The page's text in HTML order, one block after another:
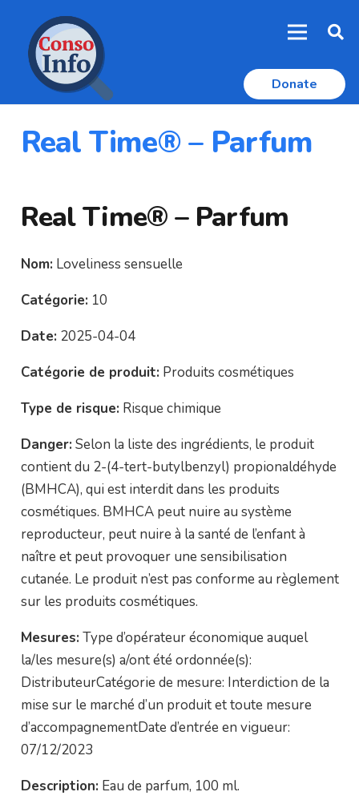
Donate
Real Time® – Parfum
Real Time® – Parfum
Nom: Loveliness sensuelle
Catégorie: 10
Date: 2025-04-04
Catégorie de produit: Produits cosmétiques
Type de risque: Risque chimique
Danger: Selon la liste des ingrédients, le produit
contient du 2-(4-tert-butylbenzyl) propionaldéhyde
(BMHCA), qui est interdit dans les produits
cosmétiques. BMHCA peut nuire au système
reproducteur, peut nuire à la santé de l’enfant à
naître et peut provoquer une sensibilisation
cutanée. Le produit n’est pas conforme au règlement
sur les produits cosmétiques.
Mesures: Type d’opérateur économique auquel
la/les mesure(s) a/ont été ordonnée(s):
DistributeurCatégorie de mesure: Interdiction de la
mise sur le marché d’un produit et toute mesure
d’accompagnementDate d’entrée en vigueur:
07/12/2023
Description: Eau de parfum, 100 ml.